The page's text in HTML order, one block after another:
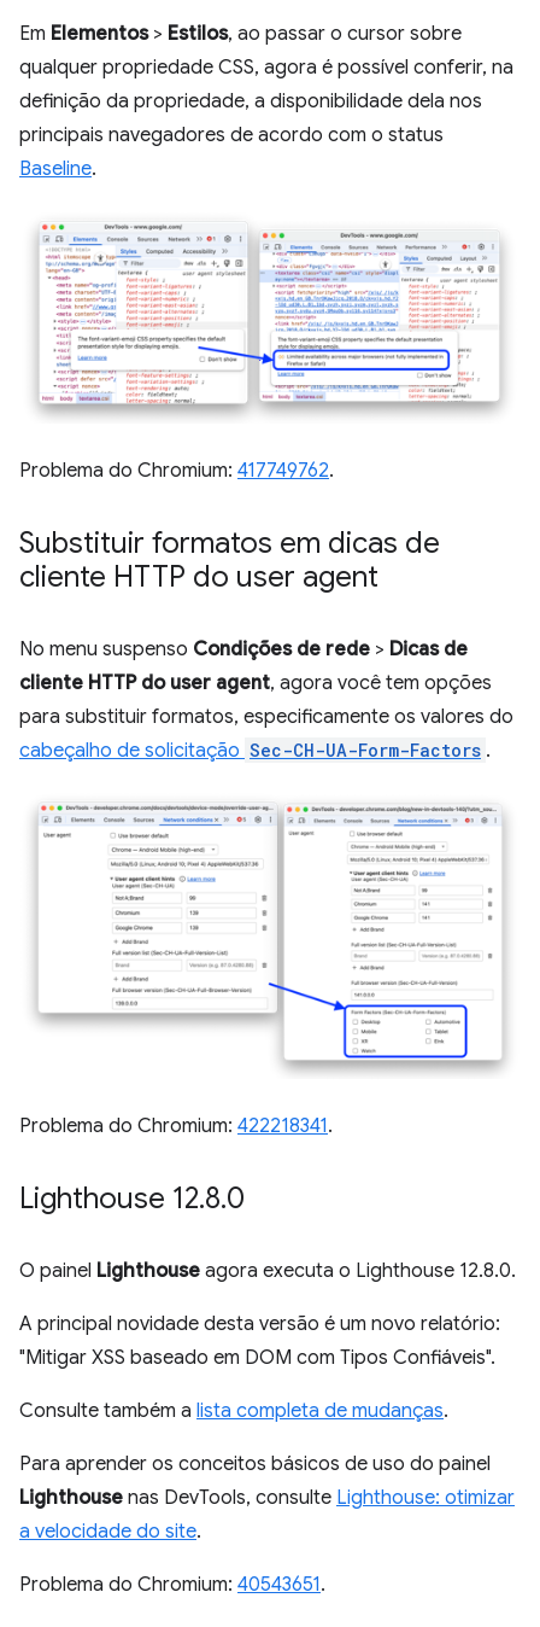
Em Elementos> Estilos, ao passar o cursor sobre
qualquer propriedade CSS, agora é possível conferir, na
definição da propriedade, a disponibilidade dela nos
principais navegadores de acordo com o status
Baseline.
Problema do Chromium: 417749762.
Substituir formatos em dicas de
cliente HTTP do user agent
No menu suspenso Condições de rede > Dicas de
cliente HTTP do user agent, agora você tem opções
para substituir formatos, especificamente os valores do
cabeçalho de solicitação Sec-CH-UA-Form-Factors .
Problema do Chromium: 422218341.
Lighthouse 12.8.0
O painel Lighthouse agora executa o Lighthouse 12.8.0.
A principal novidade desta versão é um novo relatório:
"Mitigar XSS baseado em DOM com Tipos Confiáveis".
Consulte também a lista completa de mudanças.
Para aprender os conceitos básicos de uso do painel
Lighthouse nas DevTools, consulte Lighthouse: otimizar
a velocidade do site.
Problema do Chromium: 40543651.